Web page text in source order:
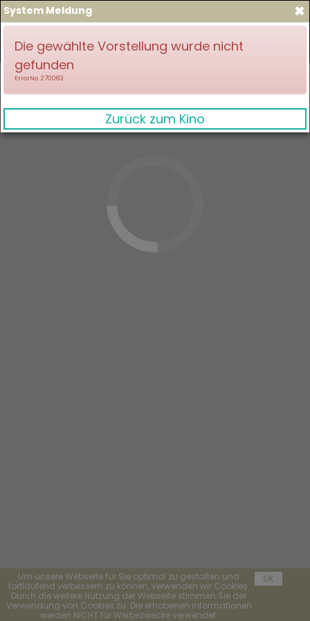
Um unsere Webseite für Sie optimal zu gestalten und
fortlaufend verbessern zu können, verwenden wir Cookies.
Durch die weitere Nutzung der Webseite stimmen Sie der
Verwendung von Cookies zu. Die erhobenen Informationen
werden NICHT für Werbezwecke verwendet.
OK
×
System Meldung
Die gewählte Vorstellung wurde nicht
gefunden
ErrorNo. 270083
Zurück zum Kino